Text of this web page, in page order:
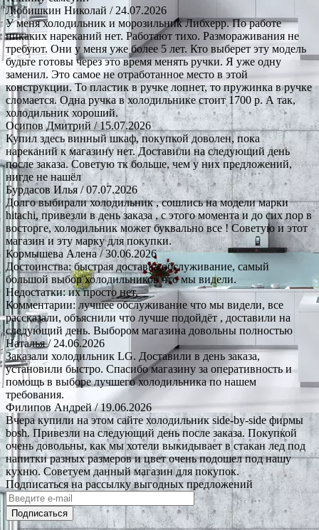
Любишкин Николай / 24.07.2026
У меня холодильник и морозильник Либхерр. По работе
никаких нареканий нет. Работают тихо. Размораживания не
требуют. Они у меня уже более 5 лет. Кто выберет эту модель
будьте готовы через это время менять ручки. Я уже одну
заменил. Это самое не отработанное место в этой
конструкции. То пластик в ручке лопнет, то пружинка в ручке
сломается. Одна ручка в холодильнике стоит 1700 р. А так,
холодильник хороший.
Осипов Дмитрий/ 15.07.2026
Купил здесь винный шкаф, покупкой доволен, пока
нареканий к магазину нет. Доставили на следующий день
после заказа. Советую тк больше, чем у них предложений,
нигде не нашёл
Бурдасов Илья/ 07.07.2026
Долго выбирали холодильник , сошлись на модели марки
hitachi, привезли в день заказа , с этого момента и до сих пор в
восторге, холодильник может буквально все ! Советую и этот
магазин и эту марку для покупки.
Кормышева Алена/ 30.06.2026
Достоинства: быстрая доставка.обслуживание, самый
большой выбор холодильников что мы видели.
Недостатки: их просто нет.
Комментарии: лучшее обслуживание что мы видели, все
рассказали, объяснили что лучше подойдёт , доставили на
следующий день. Выбором магазина довольны полностью
Наталья/ 24.06.2026
Заказали холодильник LG. Доставили в день заказа,
установили быстро. Спасибо магазину за оперативность и
помощь в выборе лучшего холодильника по нашем
требования.
Филипов Андрей/ 19.06.2026
Вчера купили на этом сайте холодильник side-by-side фирмы
bosh. Привезли на следующий день после заказа. Покупкой
очень довольны, как мы хотели выкидывает в стакан лед под
напитки разных размеров и цвет очень подошел под нашу
кухню. Советуем данный магазин для покупок.
Подписаться на рассылку выгодных предложений
Подписаться